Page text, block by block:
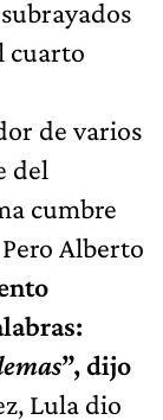
cuarto
de varios
del
cumbre
Alberto
”, dijo
Lula dio